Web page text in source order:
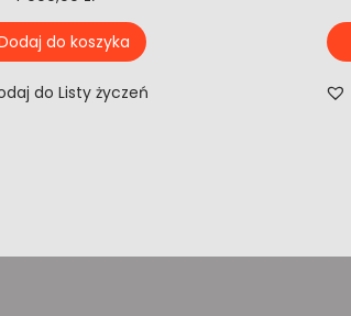
do koszyka
do Listy życzeń